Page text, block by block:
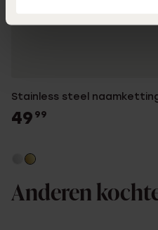
Stainless steel
49 99
Anderen